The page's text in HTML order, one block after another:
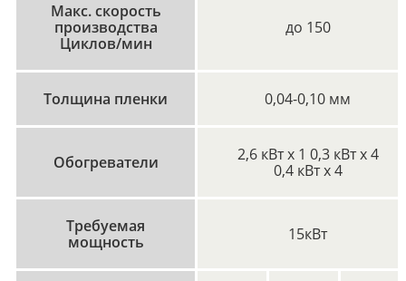
Макс. скорость
производства
Циклов/мин
до 150
Толщина пленки 0,04-0,10 мм
Обогреватели
2,6 кВт х 1 0,3 кВт х 4
0,4 кВт х 4
Требуемая
мощность
15кВт